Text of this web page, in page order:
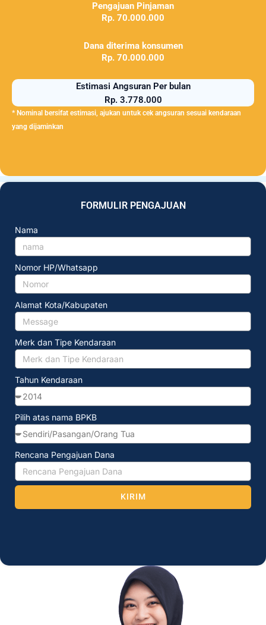
Pengajuan Pinjaman
Rp. 70.000.000
Dana diterima konsumen
Rp. 70.000.000
Estimasi Angsuran Per bulan
Rp. 3.778.000
* Nominal bersifat estimasi, ajukan untuk cek angsuran sesuai kendaraan
yang dijaminkan
FORMULIR PENGAJUAN
Nama
Nomor HP/Whatsapp
Alamat Kota/Kabupaten
Merk dan Tipe Kendaraan
Tahun Kendaraan
Pilih atas nama BPKB
Rencana Pengajuan Dana
KIRIM